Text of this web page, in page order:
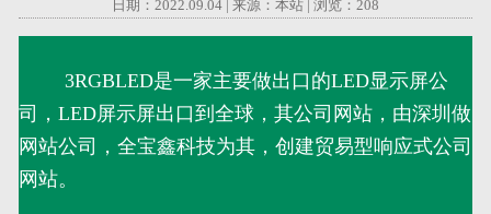
51La
日期：2022.09.04 | 来源：本站 | 浏览： 208
3RGBLED是一家主要做出口的LED显示屏公
司，LED屏示屏出口到全球，其公司网站，由深圳做
网站公司，全宝鑫科技为其，创建贸易型响应式公司
网站。